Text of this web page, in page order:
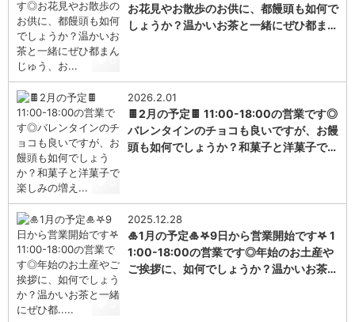
0
お花見やお散歩のお供に、都饅頭も如何で
しょうか？温かいお茶と一緒にぜひ都ま…
2026.2.01
🍫2月の予定🍫 11:00-18:00の営業です◎
バレンタインのチョコも良いですが、お饅
頭も如何でしょうか？和菓子と洋菓子で…
0
2025.12.28
🎍1月の予定🎍𖤐9日から営業開始です𖤐 1
1:00-18:00の営業です◎年始のお土産や
ご挨拶に、如何でしょうか？温かいお茶…